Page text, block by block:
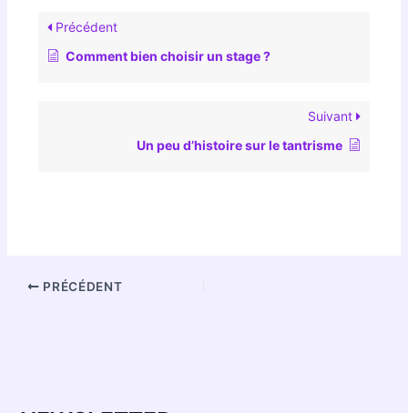
Précédent
Comment bien choisir un stage ?
Suivant
Un peu d’histoire sur le tantrisme
PRÉCÉDENT